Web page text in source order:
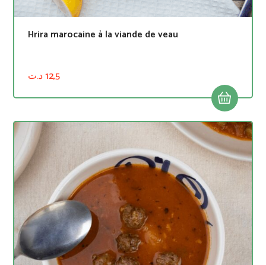
Hrira marocaine à la viande de veau
12,5د.ت